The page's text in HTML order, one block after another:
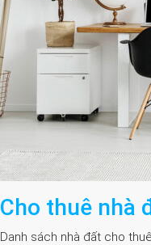
Cho thuê nhà
Danh sách nhà đất cho